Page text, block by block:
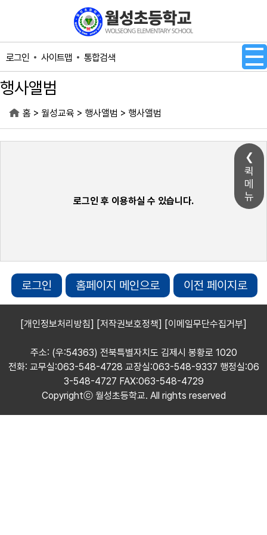
퀵
메
뉴
로그인 사이트맵 통합검색
행사앨범
홈 > 월성교육 > 행사앨범 > 행사앨범
로그인 후 이용하실 수 있습니다.
로그인 홈페이지 메인으로 이전 페이지로
[개인정보처리방침] [저작권보호정책] [이메일무단수집거부]
주소: (우:54363) 전북특별자치도 김제시 봉황로 1020
전화: 교무실:063-548-4728 교장실:063-548-9337 행정실:06
3-548-4727 FAX:063-548-4729
Copyrightⓒ 월성초등학교. All rights reserved